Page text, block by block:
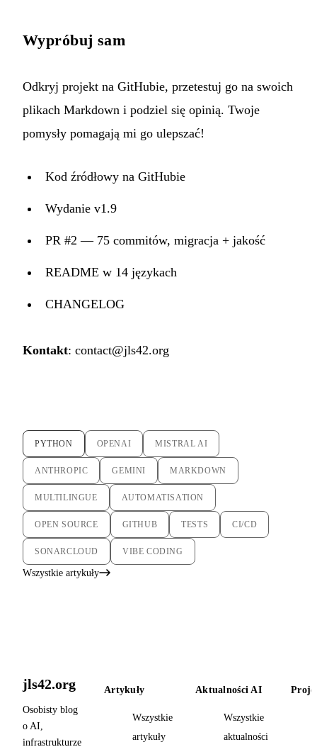
Wypróbuj sam
Odkryj projekt na GitHubie, przetestuj go na swoich
plikach Markdown i podziel się opinią. Twoje
pomysły pomagają mi go ulepszać!
Kod źródłowy na GitHubie
Wydanie v1.9
PR #2 — 75 commitów, migracja + jakość
README w 14 językach
CHANGELOG
Kontakt: contact@jls42.org
PYTHON OPENAI MISTRAL AI
ANTHROPIC GEMINI MARKDOWN
MULTILINGUE AUTOMATISATION
OPEN SOURCE GITHUB TESTS CI/CD
SONARCLOUD VIBE CODING
Wszystkie artykuły
jls42.org
Osobisty blog
o AI,
infrastrukturze
Artykuły
Wszystkie
artykuły
Aktualności AI
Wszystkie
aktualności